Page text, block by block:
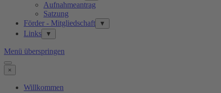
Aufnahmeantrag
Satzung
Förder - Mitgliedschaft
▼
Links ▼
Menü überspringen
×
Willkommen